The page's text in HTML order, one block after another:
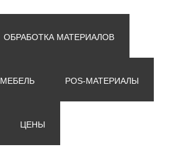
ОБРАБОТКА МАТЕРИАЛОВ
МЕБЕЛЬ POS-МАТЕРИАЛЫ
ЦЕНЫ